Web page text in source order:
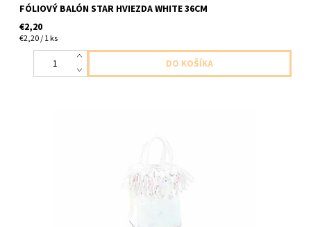
FÓLIOVÝ BALÓN STAR HVIEZDA WHITE 36CM
€2,20
€2,20 / 1 ks